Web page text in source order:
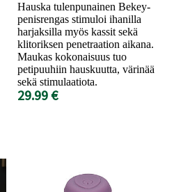
Hauska tulenpunainen Bekey-
penisrengas stimuloi ihanilla
harjaksilla myös kassit sekä
klitoriksen penetraation aikana.
Maukas kokonaisuus tuo
petipuuhiin hauskuutta, värinää
sekä stimulaatiota.
29.99 €